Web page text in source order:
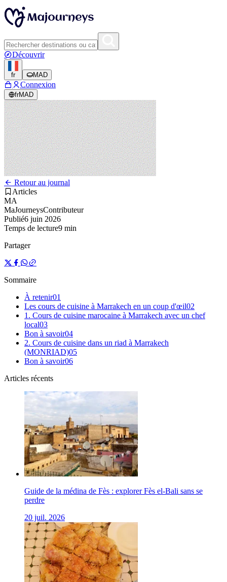
Découvrir
fr MAD
Connexion
frMAD
Retour au journal
Articles
MA
MaJourneysContributeur
Publié6 juin 2026
Temps de lecture9 min
Partager
Sommaire
À retenir01
Les cours de cuisine à Marrakech en un coup d'œil02
1. Cours de cuisine marocaine à Marrakech avec un chef
local03
Bon à savoir04
2. Cours de cuisine dans un riad à Marrakech
(MONRIAD)05
Bon à savoir06
Articles récents
Guide de la médina de Fès : explorer Fès el-Bali sans se
perdre
20 juil. 2026